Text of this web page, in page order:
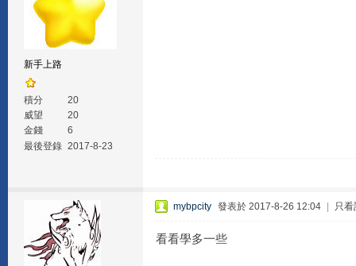
新手上路
積分
20
威望
20
金錢
6
最後登錄 2017-8-23
mybpcity 發表於 2017-8-26 12:04 只看
看看學多一些